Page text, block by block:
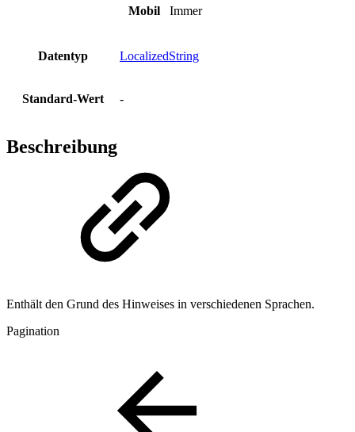
Mobil Immer
Datentyp LocalizedString
Standard-Wert -
Beschreibung
Enthält den Grund des Hinweises in verschiedenen Sprachen.
Pagination